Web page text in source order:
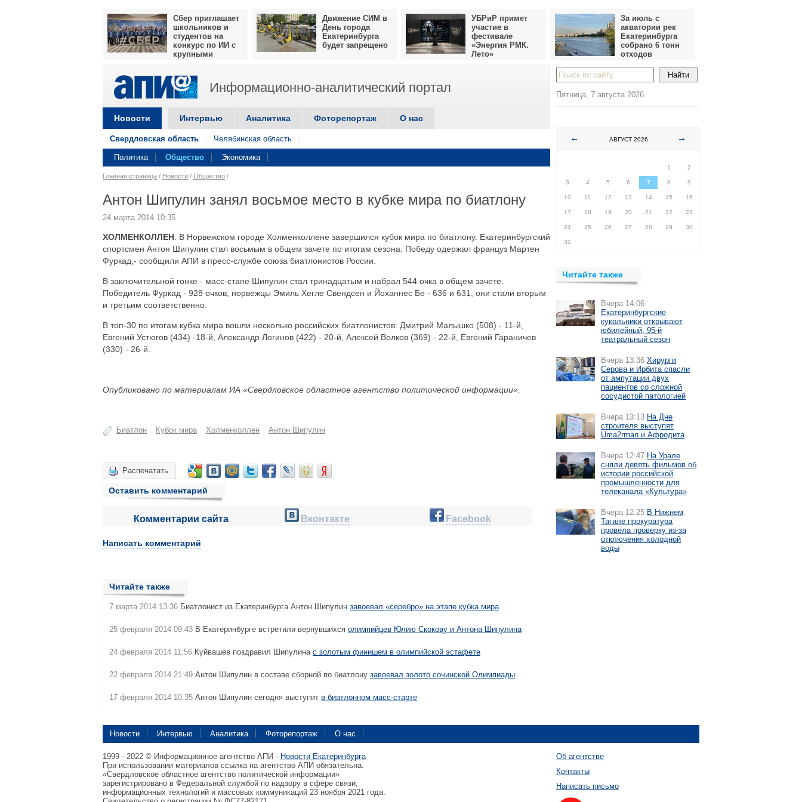
Сбер приглашает
школьников и
студентов на
конкурс по ИИ с
крупными
Движение СИМ в
День города
Екатеринбурга
будет запрещено
УБРиР примет
участие в
фестивале
«Энергия РМК.
Лето»
За июль с
акватории рек
Екатеринбурга
собрано 6 тонн
отходов
Информационно-аналитический портал
Новости Интервью Аналитика Фоторепортаж О нас
Свердловская область Челябинская область
Политика Общество Экономика
Главная страница / Новости / Общество /
Антон Шипулин занял восьмое место в кубке мира по биатлону
24 марта 2014 10:35
ХОЛМЕНКОЛЛЕН . В Норвежском городе Холменколлене завершился кубок мира по биатлону. Екатеринбургский
спортсмен Антон Шипулин стал восьмым в общем зачете по итогам сезона. Победу одержал француз Мартен
Фуркад,- сообщили АПИ в пресс-службе союза биатлонистов России.
В заключительной гонке - масс-стапе Шипулин стал тринадцатым и набрал 544 очка в общем зачете.
Победитель Фуркад - 928 очков, норвежцы Эмиль Хегле Свендсен и Йоханнес Бе - 636 и 631, они стали вторым
и третьим соответственно.
В топ-30 по итогам кубка мира вошли несколько российских биатлонистов: Дмитрий Малышко (508) - 11-й,
Евгений Устюгов (434) -18-й, Александр Логинов (422) - 20-й, Алексей Волков (369) - 22-й, Евгений Гараничев
(330) - 26-й.
Опубликовано по материалам ИА «Свердловское областное агентство политической информации».
Биатлон Кубок мира Холменколлен Антон Шипулин
Распечатать
Оставить комментарий
Комментарии сайта Вконтакте Facebook
Написать комментарий
Читайте также
7 марта 2014 13:36 Биатлонист из Екатеринбурга Антон Шипулин завоевал «серебро» на этапе кубка мира
25 февраля 2014 09:43 В Екатеринбурге встретили вернувшихся олимпийцев Юлию Скокову и Антона Шипулина
24 февраля 2014 11:56 Куйвашев поздравил Шипулина с золотым финишем в олимпийской эстафете
22 февраля 2014 21:49 Антон Шипулин в составе сборной по биатлону завоевал золото сочинской Олимпиады
17 февраля 2014 10:35 Антон Шипулин сегодня выступит в биатлонном масс-старте
Пятница, 7 августа 2026
АВГУСТ 2026
1
2
3 4 5 6 7 8 9
10 11 12 13 14 15 16
17 18 19 20 21 22 23
24 25 26 27 28 29 30
31
Читайте также
Вчера 14:06
Екатеринбургские
кукольники открывают
юбилейный, 95-й
театральный сезон
Вчера 13:36 Хирурги
Серова и Ирбита спасли
от ампутации двух
пациентов со сложной
сосудистой патологией
Вчера 13:13 На Дне
строителя выступят
Uma2rman и Афродита
Вчера 12:47 На Урале
сняли девять фильмов об
истории российской
промышленности для
телеканала «Культура»
Вчера 12:25 В Нижнем
Тагиле прокуратура
провела проверку из-за
отключения холодной
воды
Новости Интервью Аналитика Фоторепортаж О нас
1999 - 2022 © Информационное агентство АПИ - Новости Екатеринбурга
При использовании материалов ссылка на агентство АПИ обязательна.
«Свердловское областное агентство политической информации»
зарегистрировано в Федеральной службой по надзору в сфере связи,
информационных технологий и массовых коммуникаций 23 ноября 2021 года.
Об агентстве
Контакты
Написать письмо